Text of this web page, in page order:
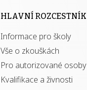
HLAVNÍ ROZCESTNÍK
Informace pro školy
Vše o zkouškách
Pro autorizované osoby
Kvalifikace a živnosti